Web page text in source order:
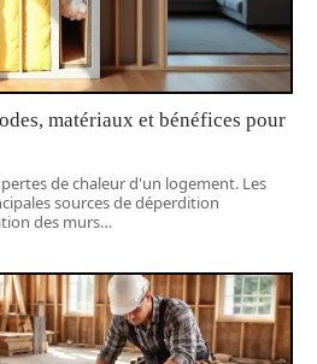
matériaux et bénéfices pour
de chaleur d'un logement. Les
sources de déperdition
des murs…